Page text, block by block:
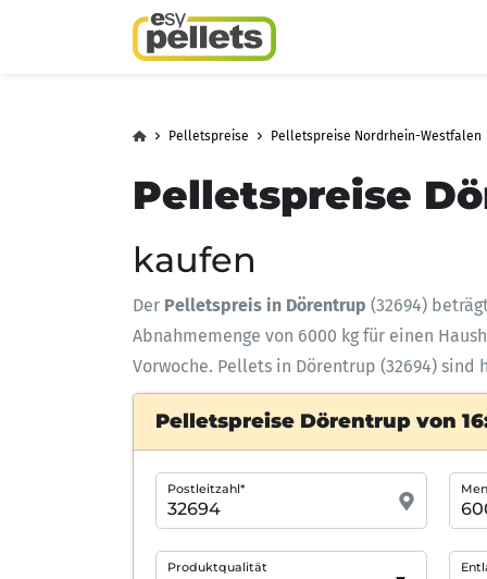
Pelletspreise Pelletspreise Nordrhein-Westfalen
Pelletspreise
kaufen
Der Pelletspreis in Dörentrup (32694)
Abnahmemenge von 6000 kg für einen
Vorwoche. Pellets in Dörentrup (32694)
Pelletspreise Dörentrup von
Postleitzahl*
Produktqualität